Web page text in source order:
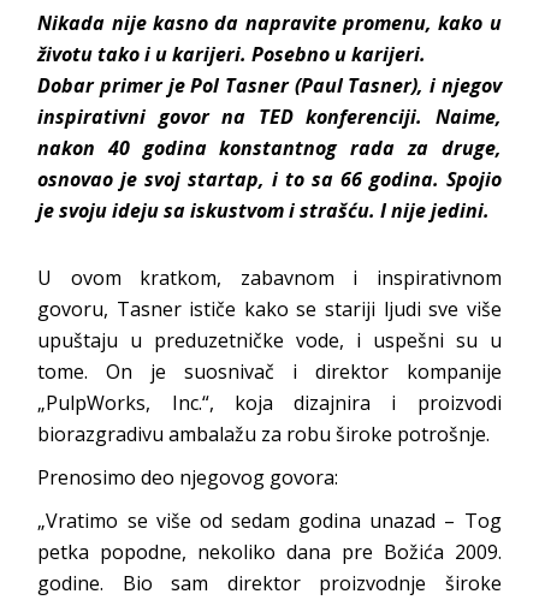
Nikada nije kasno da napravite promenu, kako u
životu tako i u karijeri. Posebno u karijeri.
Dobar primer je Pol Tasner (Paul Tasner), i njegov
inspirativni govor na TED konferenciji. Naime,
nakon 40 godina konstantnog rada za druge,
osnovao je svoj startap, i to sa 66 godina. Spojio
je svoju ideju sa iskustvom i strašću. I nije jedini.
U ovom kratkom, zabavnom i inspirativnom
govoru, Tasner ističe kako se stariji ljudi sve više
upuštaju u preduzetničke vode, i uspešni su u
tome. On je suosnivač i direktor kompanije
„PulpWorks, Inc.“, koja dizajnira i proizvodi
biorazgradivu ambalažu za robu široke potrošnje.
Prenosimo deo njegovog govora:
„Vratimo se više od sedam godina unazad – Tog
petka popodne, nekoliko dana pre Božića 2009.
godine. Bio sam direktor proizvodnje široke